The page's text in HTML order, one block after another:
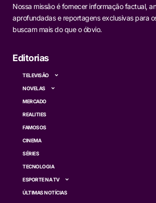
Nossa missão é fornecer informação factual,
aprofundadas e reportagens exclusivas para
buscam mais do que o óbvio.
Editorias
TELEVISÃO
NOVELAS
MERCADO
REALITIES
FAMOSOS
CINEMA
SÉRIES
TECNOLOGIA
ESPORTE NA TV
ÚLTIMAS NOTÍCIAS